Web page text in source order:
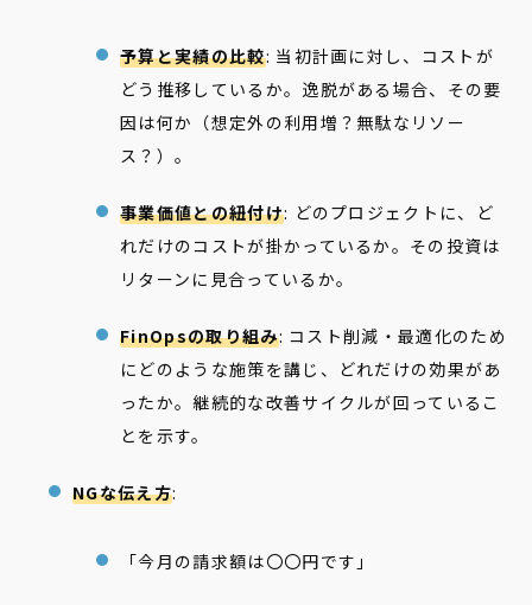
予算と実績の比較: 当初計画に対し、コストが
どう推移しているか。逸脱がある場合、その要
因は何か（想定外の利用増？無駄なリソー
ス？）。
事業価値との紐付け: どのプロジェクトに、ど
れだけのコストが掛かっているか。その投資は
リターンに見合っているか。
FinOpsの取り組み: コスト削減・最適化のため
にどのような施策を講じ、どれだけの効果があ
ったか。継続的な改善サイクルが回っているこ
とを示す。
NGな伝え方:
「今月の請求額は〇〇円です」